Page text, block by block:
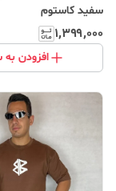
سفید کاستوم
۱٬۳۹۹٬۰۰۰
افزودن